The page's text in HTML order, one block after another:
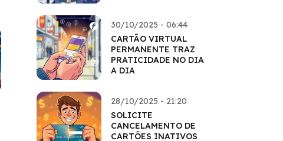
30/10/2025 - 06:44
CARTÃO VIRTUAL
PERMANENTE TRAZ
PRATICIDADE NO DIA
A DIA
28/10/2025 - 21:20
SOLICITE
CANCELAMENTO DE
CARTÕES INATIVOS